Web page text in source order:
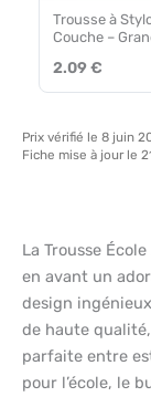
Trousse à
Couche –
2.09 €
Prix vérifié le 8 juin
Fiche mise à jour le
La Trousse
en avant un
design
de haute
parfaite entre
pour l’école, le